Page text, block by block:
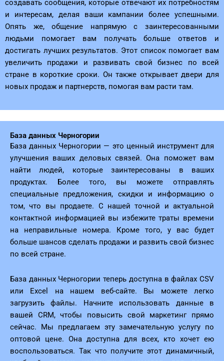
создавать сообщения, которые отвечают их потребностям
и интересам, делая ваши кампании более успешными.
Опять же, общение напрямую с заинтересованными
людьми помогает вам получать больше ответов и
достигать лучших результатов. Этот список помогает вам
увеличить продажи и развивать свой бизнес по всей
стране в короткие сроки. Он также открывает двери для
новых продаж и партнерств, помогая вам расти там.
База данных Черногории
База данных Черногории — это ценный инструмент для
улучшения ваших деловых связей. Она поможет вам
найти людей, которые заинтересованы в ваших
продуктах. Более того, вы можете отправлять
специальные предложения, скидки и информацию о
том, что вы продаете. С нашей точной и актуальной
контактной информацией вы избежите траты времени
на неправильные номера. Кроме того, у вас будет
больше шансов сделать продажи и развить свой бизнес
по всей стране.
База данных Черногории теперь доступна в файлах CSV
или Excel на нашем веб-сайте. Вы можете легко
загрузить файлы. Начните использовать данные в
вашей CRM, чтобы повысить свой маркетинг прямо
сейчас. Мы предлагаем эту замечательную услугу по
оптовой цене. Она доступна для всех, кто хочет ею
воспользоваться. Так что получите этот динамичный,